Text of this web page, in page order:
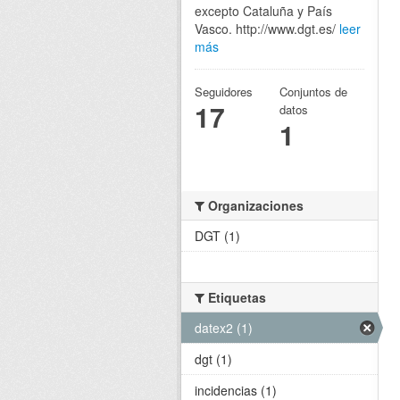
excepto Cataluña y País
Vasco. http://www.dgt.es/ leer
más
Seguidores
17
Conjuntos de
datos
1
Organizaciones
DGT (1)
Etiquetas
datex2 (1)
dgt (1)
incidencias (1)